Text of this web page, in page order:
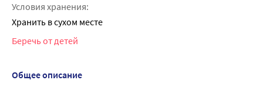
Условия хранения:
Хранить в сухом месте
Беречь от детей
Общее описание